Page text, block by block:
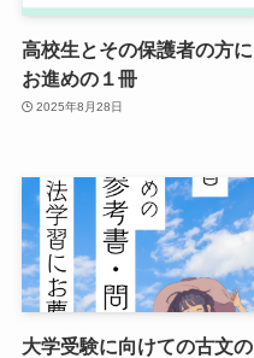
高校生とその保護者の方に
お進めの１冊
2025年8月28日
大学受験に向けての古文の